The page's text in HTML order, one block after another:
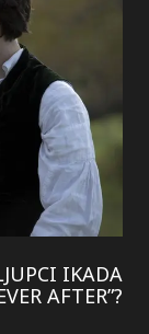
IKADA
AFTER”?